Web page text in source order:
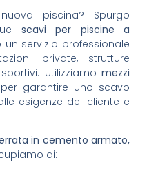
piscina? Spurgo
scavi per piscine a
servizio professionale
private, strutture
Utilizziamo mezzi
per garantire uno scavo
esigenze del cliente e
in cemento armato,
di: